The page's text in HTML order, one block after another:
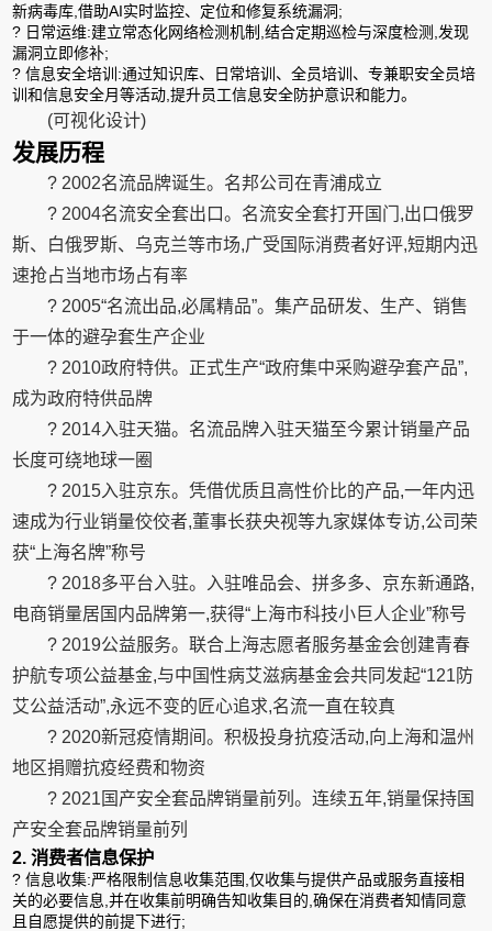
新病毒库,借助AI实时监控、定位和修复系统漏洞;
? 日常运维:建立常态化网络检测机制,结合定期巡检与深度检测,发现
漏洞立即修补;
? 信息安全培训:通过知识库、日常培训、全员培训、专兼职安全员培
训和信息安全月等活动,提升员工信息安全防护意识和能力。
(可视化设计)
发展历程
? 2002名流品牌诞生。名邦公司在青浦成立
? 2004名流安全套出口。名流安全套打开国门,出口俄罗
斯、白俄罗斯、乌克兰等市场,广受国际消费者好评,短期内迅
速抢占当地市场占有率
? 2005“名流出品,必属精品”。集产品研发、生产、销售
于一体的避孕套生产企业
? 2010政府特供。正式生产“政府集中采购避孕套产品”,
成为政府特供品牌
? 2014入驻天猫。名流品牌入驻天猫至今累计销量产品
长度可绕地球一圈
? 2015入驻京东。凭借优质且高性价比的产品,一年内迅
速成为行业销量佼佼者,董事长获央视等九家媒体专访,公司荣
获“上海名牌”称号
? 2018多平台入驻。入驻唯品会、拼多多、京东新通路,
电商销量居国内品牌第一,获得“上海市科技小巨人企业”称号
? 2019公益服务。联合上海志愿者服务基金会创建青春
护航专项公益基金,与中国性病艾滋病基金会共同发起“121防
艾公益活动”,永远不变的匠心追求,名流一直在较真
? 2020新冠疫情期间。积极投身抗疫活动,向上海和温州
地区捐赠抗疫经费和物资
? 2021国产安全套品牌销量前列。连续五年,销量保持国
产安全套品牌销量前列
2. 消费者信息保护
? 信息收集:严格限制信息收集范围,仅收集与提供产品或服务直接相
关的必要信息,并在收集前明确告知收集目的,确保在消费者知情同意
且自愿提供的前提下进行;